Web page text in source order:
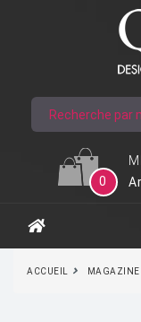
0
ACCUEIL MAGAZINE